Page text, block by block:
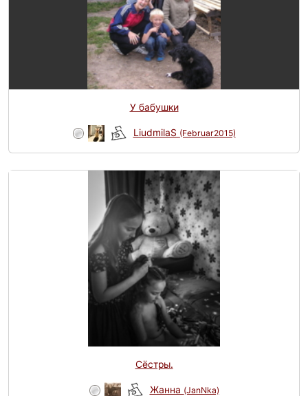
У бабушки
LiudmilaS (Februar2015)
Сёстры.
Жанна (JanNka)